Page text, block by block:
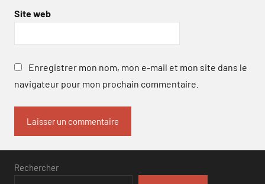
Site web
Enregistrer mon nom, mon e-mail et mon site dans le
navigateur pour mon prochain commentaire.
Rechercher